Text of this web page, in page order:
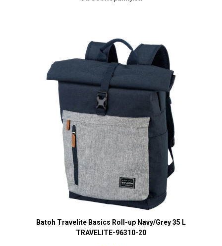
Batoh Travelite Basics Roll-up Navy/Grey 35 L
TRAVELITE-96310-20